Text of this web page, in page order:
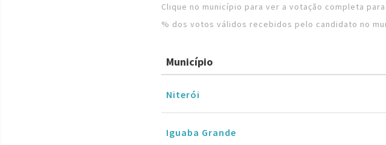
Clique no município para ver a votação completa
% dos votos válidos recebidos pelo candidato no
Município
Niterói
Iguaba Grande